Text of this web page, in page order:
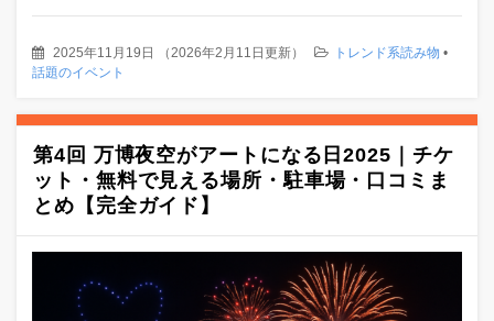
2025年11月19日 （2026年2月11日更新） トレンド系読み物 •
話題のイベント
第4回 万博夜空がアートになる日2025｜チケ
ット・無料で見える場所・駐車場・口コミま
とめ【完全ガイド】